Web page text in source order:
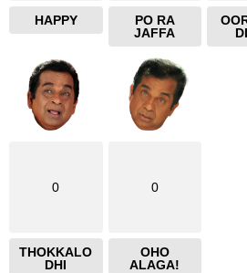
HAPPY
PO RA
JAFFA
0
THOKKALO
DHI
0
OHO
ALAGA!